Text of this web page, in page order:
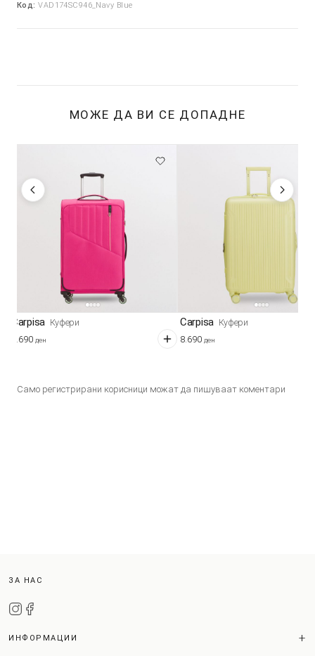
Код: VAD174SC946_Navy Blue
МОЖЕ ДА ВИ СЕ ДОПАДНЕ
Carpisa Куфери
6.690 ден
Carpisa Куфери
8.690 ден
Само регистрирани корисници можат да пишуваат коментари
ЗА НАС
ИНФОРМАЦИИ